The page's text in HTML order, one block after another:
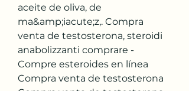
aceite de oliva, de
ma&amp;iacute;z,. Compra
venta de testosterona, steroidi
anabolizzanti comprare -
Compre esteroides en línea
Compra venta de testosterona